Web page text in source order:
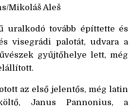
Mikoláš Aleš
uralkodó tovább építtette és
visegrádi palotát, udvara a
gyűjtőhelye lett, még
az első jelentős, még latin
Janus Pannonius, a